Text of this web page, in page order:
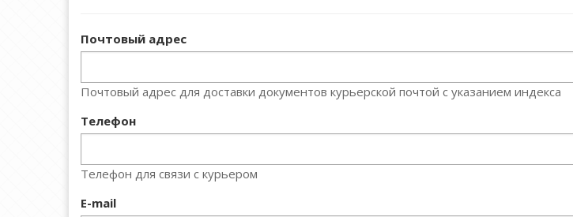
Почтовый адрес
Почтовый адрес для доставки документов курьерской почтой с указанием индекса
Телефон
Телефон для связи с курьером
E-mail